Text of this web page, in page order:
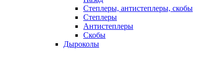
Степлеры, антистеплеры, скобы
Степлеры
Антистеплеры
Скобы
Дыроколы